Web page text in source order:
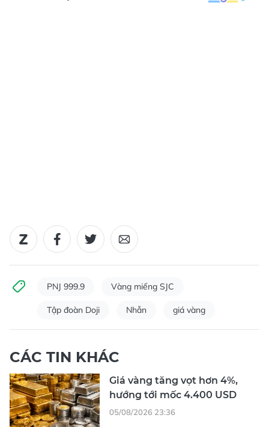
PNJ 999.9 Vàng miếng SJC
Tập đoàn Doji Nhẫn giá vàng
CÁC TIN KHÁC
Giá vàng tăng vọt hơn 4%,
hướng tới mốc 4.400 USD
05/08/2026 23:36